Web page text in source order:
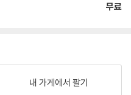
무료
내 가게에서 팔기